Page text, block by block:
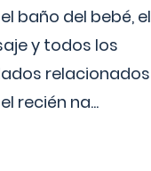
baño del bebé, el
y todos los
relacionados
recién na...